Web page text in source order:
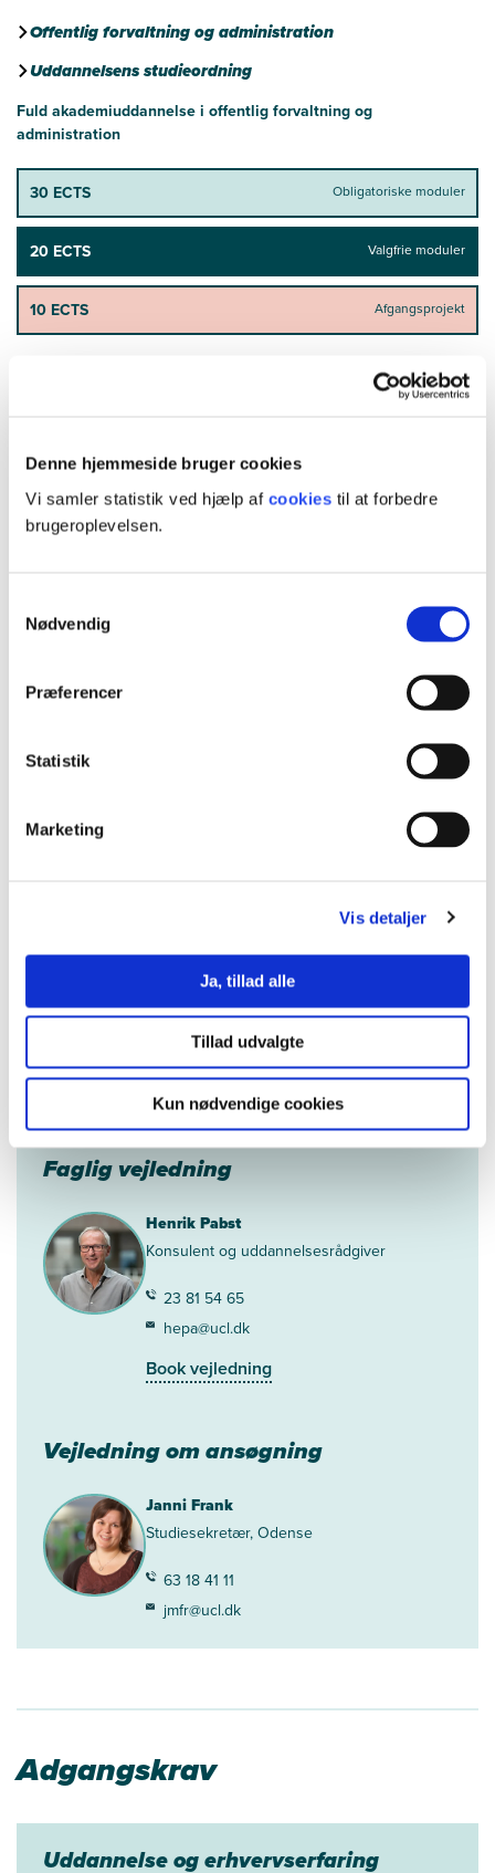
Denne hjemmeside bruger cookies
Vi samler statistik ved hjælp af cookies til at forbedre
brugeroplevelsen.
Nødvendig
Præferencer
Statistik
Marketing
Vis detaljer
Ja, tillad alle
Tillad udvalgte
Kun nødvendige cookies
Offentlig forvaltning og administration
Uddannelsens studieordning
Fuld akademiuddannelse i offentlig forvaltning og
administration
30 ECTS Obligatoriske moduler
20 ECTS Valgfrie moduler
10 ECTS Afgangsprojekt
Tilskud
Test om du kan få tilskud
Book vejledning
Kontakt
Faglig vejledning
Henrik Pabst
Konsulent og uddannelsesrådgiver
23 81 54 65
hepa@ucl.dk
Book vejledning
Vejledning om ansøgning
Janni Frank
Studiesekretær, Odense
63 18 41 11
jmfr@ucl.dk
Adgangskrav
Uddannelse og erhvervserfaring